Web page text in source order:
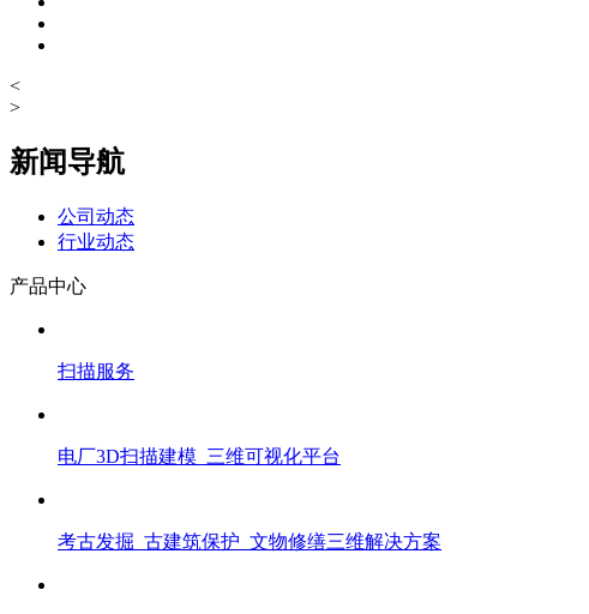
<
>
新闻导航
公司动态
行业动态
产品中心
扫描服务
电厂3D扫描建模_三维可视化平台
考古发掘_古建筑保护_文物修缮三维解决方案